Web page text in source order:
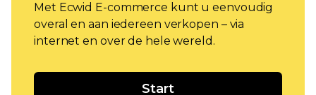
Met Ecwid E-commerce kunt u eenvoudig
overal en aan iedereen verkopen – via
internet en over de hele wereld.
Start